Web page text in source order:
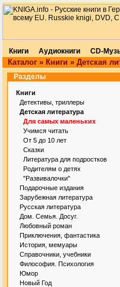
Книги Аудиокниги CD-
Каталог » Книги » Детская
Разделы
Книги
Детективы, триллеры
Детская литература
Для самых маленьких
Учимся читать
От 5 до 10 лет
Сказки
Литература для подростков
Родителям о детях
"Развивалочки"
Подарочные издания
Зарубежная литература
Русская литература
Дом. Семья. Досуг.
Любовный роман
Приключения, фантастика
История, мемуары
Справочники, учебники
Философия. Психология
Юмор
Новый Год